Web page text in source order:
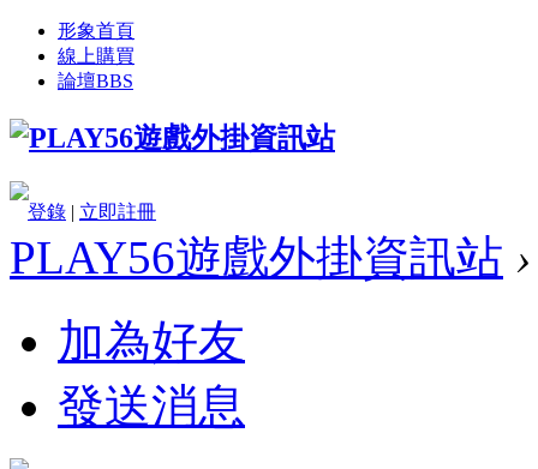
形象首頁
線上購買
論壇BBS
登錄 | 立即註冊
PLAY56遊戲外掛資訊站 ›
加為好友
發送消息